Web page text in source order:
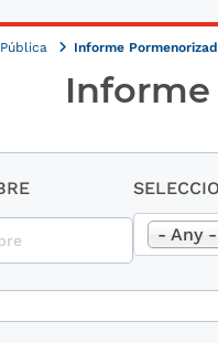
Informe
- Any -